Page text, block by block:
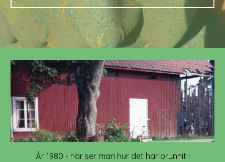
År 1980 - här ser man hur det har brunnit i